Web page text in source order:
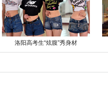
洛阳高考生“炫腹”秀身材